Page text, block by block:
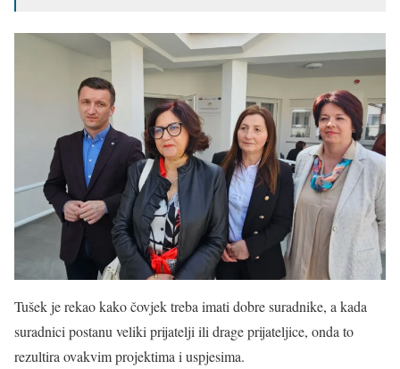
Tušek je rekao kako čovjek treba imati dobre suradnike, a kada
suradnici postanu veliki prijatelji ili drage prijateljice, onda to
rezultira ovakvim projektima i uspjesima.